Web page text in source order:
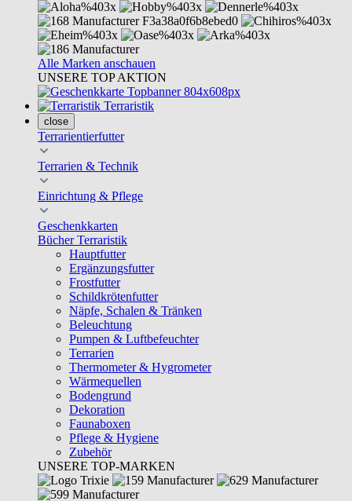
Alle Marken anschauen
UNSERE TOP AKTION
Terraristik
close
Terrarientierfutter
Terrarien & Technik
Einrichtung & Pflege
Geschenkkarten
Bücher Terraristik
Hauptfutter
Ergänzungsfutter
Frostfutter
Schildkrötenfutter
Näpfe, Schalen & Tränken
Beleuchtung
Pumpen & Luftbefeuchter
Terrarien
Thermometer & Hygrometer
Wärmequellen
Bodengrund
Dekoration
Faunaboxen
Pflege & Hygiene
Zubehör
UNSERE TOP-MARKEN